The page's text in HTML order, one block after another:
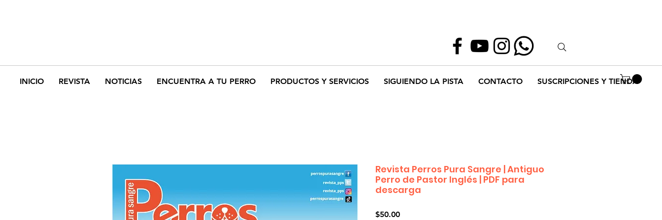
INICIO REVISTA NOTICIAS ENCUENTRA A TU PERRO PRODUCTOS Y SERVICIOS SIGUIENDO LA PISTA CONTACTO SUSCRIPCIONES Y TIENDA
Revista Perros Pura Sangre | Antiguo
Perro de Pastor Inglés | PDF para
descarga
$50.00Precio